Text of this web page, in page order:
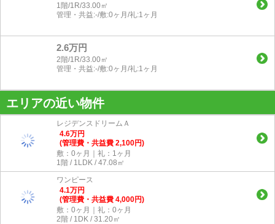
1階/1R/33.00㎡
管理・共益:-/敷:0ヶ月/礼:1ヶ月
2.6万円
2階/1R/33.00㎡
管理・共益:-/敷:0ヶ月/礼:1ヶ月
エリアの近い物件
レジデンスドリームＡ
4.6万円
(管理費・共益費 2,100円)
敷：0ヶ月｜礼：1ヶ月
1階 / 1LDK / 47.08㎡
ワンピース
4.1万円
(管理費・共益費 4,000円)
敷：0ヶ月｜礼：0ヶ月
2階 / 1DK / 31.20㎡